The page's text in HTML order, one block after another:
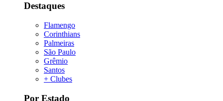
Destaques
Flamengo
Corinthians
Palmeiras
São Paulo
Grêmio
Santos
+ Clubes
Por Estado